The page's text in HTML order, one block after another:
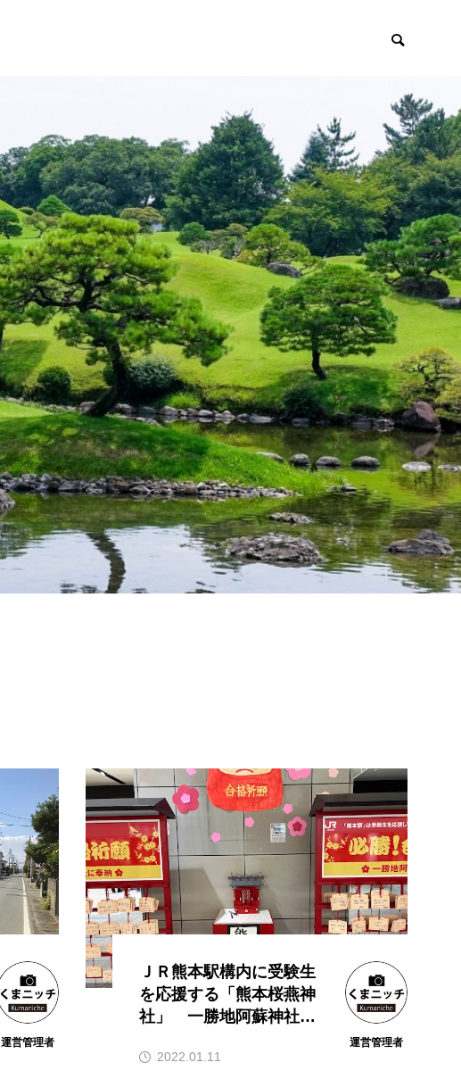
運営管理者
ＪＲ熊本駅構内に受験生
を応援する「熊本桜燕神
社」 一勝地阿蘇神社を
運営管理者
2022.01.11